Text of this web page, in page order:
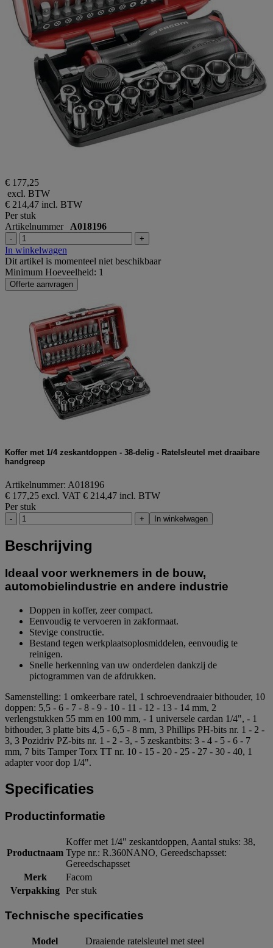
€ 177,25
excl. BTW
€ 214,47 incl. BTW
Per stuk
Artikelnummer A018196
- +
In winkelwagen
Dit artikel is momenteel niet beschikbaar
Minimum Hoeveelheid: 1
Offerte aanvragen
Koffer met 1/4 zeskantdoppen - 38-delig - Ratelsleutel met draaibare
handgreep
Artikelnummer: A018196
€ 177,25 excl. VAT € 214,47 incl. BTW
Per stuk
- + In winkelwagen
Beschrijving
Ideaal voor werknemers in de bouw,
automobielindustrie en andere industrie
Doppen in koffer, zeer compact.
Eenvoudig te vervoeren in zakformaat.
Stevige constructie.
Bestand tegen werkplaatsoplosmiddelen, eenvoudig te
reinigen.
Snelle herkenning van uw onderdelen dankzij de
pictogrammen van de afdrukken.
Samenstelling: 1 omkeerbare ratel, 1 schroevendraaier bithouder, 10
doppen: 5,5 - 6 - 7 - 8 - 9 - 10 - 11 - 12 - 13 - 14 mm, 2
verlengstukken 55 mm en 100 mm, - 1 universele cardan 1/4", - 1
bithouder, 3 platte bits 4,5 - 6,5 - 8 mm, 3 Phillips PH-bits nr. 1 - 2 -
3, 3 Pozidriv PZ-bits nr. 1 - 2 - 3, - 5 zeskantbits: 3 - 4 - 5 - 6 - 7
mm, 7 bits Tamper Torx TT nr. 10 - 15 - 20 - 25 - 27 - 30 - 40, 1
adapter voor dop 1/4".
Specificaties
Productinformatie
Productnaam
Koffer met 1/4" zeskantdoppen, Aantal stuks: 38,
Type nr.: R.360NANO, Gereedschapsset:
Gereedschapsset
Merk
Facom
Verpakking Per stuk
Technische specificaties
Model
Draaiende ratelsleutel met steel